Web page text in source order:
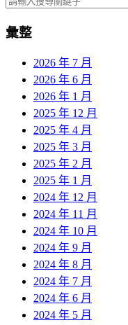
彙整
2026 年 7 月
2026 年 6 月
2026 年 1 月
2025 年 12 月
2025 年 4 月
2025 年 3 月
2025 年 2 月
2025 年 1 月
2024 年 12 月
2024 年 11 月
2024 年 10 月
2024 年 9 月
2024 年 8 月
2024 年 7 月
2024 年 6 月
2024 年 5 月